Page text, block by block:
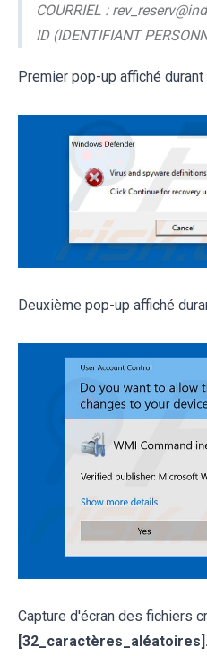
COURRIEL :
ID (IDENTIFIANT
Premier pop-up affiché
Deuxième pop-up affiché
Capture d'écran des fichiers